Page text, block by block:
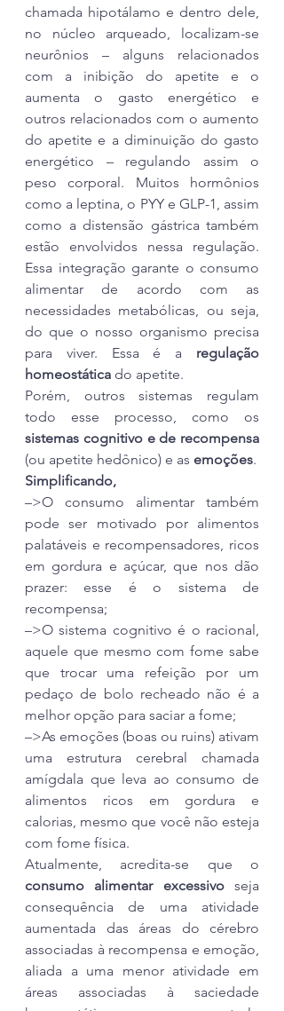
chamada hipotálamo e dentro dele,
no núcleo arqueado, localizam-se
neurônios – alguns relacionados
com a inibição do apetite e o
aumenta o gasto energético e
outros relacionados com o aumento
do apetite e a diminuição do gasto
energético – regulando assim o
peso corporal. Muitos hormônios
como a leptina, o PYY e GLP-1, assim
como a distensão gástrica também
estão envolvidos nessa regulação.
Essa integração garante o consumo
alimentar de acordo com as
necessidades metabólicas, ou seja,
do que o nosso organismo precisa
para viver. Essa é a regulação
homeostática do apetite.
Porém, outros sistemas regulam
sistemas cognitivo e de recompensa
(ou apetite hedônico) e as emoções.
Simplificando,
–>O consumo alimentar também
pode ser motivado por alimentos
palatáveis e recompensadores, ricos
em gordura e açúcar, que nos dão
prazer: esse é o sistema de
recompensa;
–>O sistema cognitivo é o racional,
aquele que mesmo com fome sabe
que trocar uma refeição por um
pedaço de bolo recheado não é a
melhor opção para saciar a fome;
–>As emoções (boas ou ruins) ativam
uma estrutura cerebral chamada
amígdala que leva ao consumo de
alimentos ricos em gordura e
calorias, mesmo que você não esteja
com fome física.
consumo alimentar excessivo seja
consequência de uma atividade
aumentada das áreas do cérebro
associadas à recompensa e emoção,
aliada a uma menor atividade em
áreas associadas à saciedade